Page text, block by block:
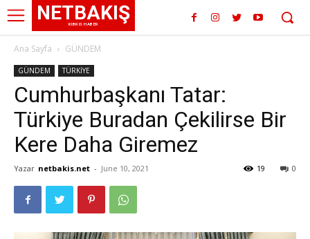
NETBAKIŞ
KIBRIS HABER
Ana Sayfa GÜNDEM
GÜNDEM TÜRKİYE
Cumhurbaşkanı Tatar:
Türkiye Buradan Çekilirse Bir
Kere Daha Giremez
Yazar netbakis.net - June 10, 2021 0
19